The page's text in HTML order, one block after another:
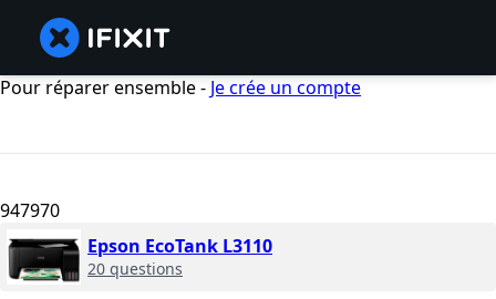
Pour réparer ensemble - Je crée un compte
947970
Epson EcoTank L3110
20 questions